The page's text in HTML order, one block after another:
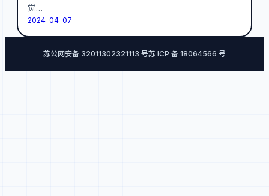
觉…
2024-04-07
苏公网安备 32011302321113 号苏 ICP 备 18064566 号